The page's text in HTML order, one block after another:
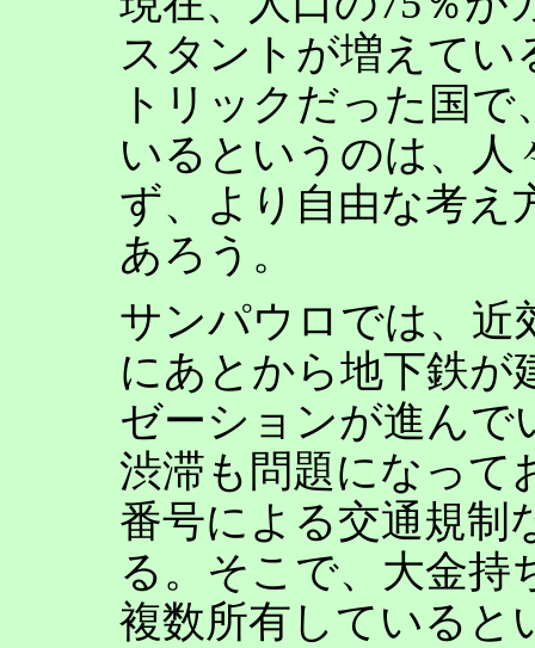
スタントが増えて
トリックだった国
いるというのは、人
ず、より自由な考え
あろう。
サンパウロでは、近
にあとから地下鉄が
ゼーションが進んで
渋滞も問題になって
番号による交通規制
る。そこで、大金持
複数所有していると